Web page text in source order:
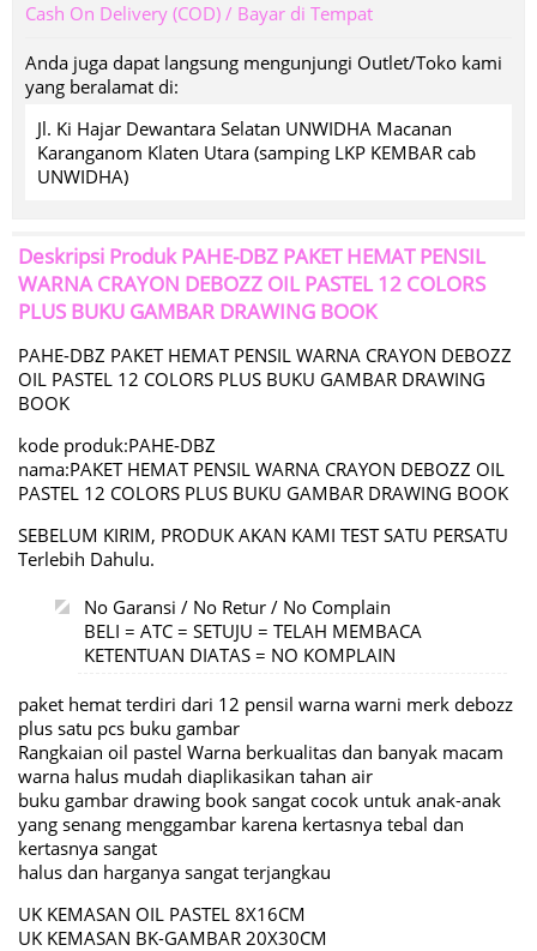
Cash On Delivery (COD) / Bayar di Tempat
Anda juga dapat langsung mengunjungi Outlet/Toko kami
yang beralamat di:
Jl. Ki Hajar Dewantara Selatan UNWIDHA Macanan
Karanganom Klaten Utara (samping LKP KEMBAR cab
UNWIDHA)
Deskripsi ProdukPAHE-DBZ PAKET HEMAT PENSIL
WARNA CRAYON DEBOZZ OIL PASTEL 12 COLORS
PLUS BUKU GAMBAR DRAWING BOOK
PAHE-DBZ PAKET HEMAT PENSIL WARNA CRAYON DEBOZZ
OIL PASTEL 12 COLORS PLUS BUKU GAMBAR DRAWING
BOOK
kode produk:PAHE-DBZ
nama:PAKET HEMAT PENSIL WARNA CRAYON DEBOZZ OIL
PASTEL 12 COLORS PLUS BUKU GAMBAR DRAWING BOOK
SEBELUM KIRIM, PRODUK AKAN KAMI TEST SATU PERSATU
Terlebih Dahulu.
No Garansi / No Retur / No Complain
BELI = ATC = SETUJU = TELAH MEMBACA
KETENTUAN DIATAS = NO KOMPLAIN
paket hemat terdiri dari 12 pensil warna warni merk debozz
plus satu pcs buku gambar
Rangkaian oil pastel Warna berkualitas dan banyak macam
warna halus mudah diaplikasikan tahan air
buku gambar drawing book sangat cocok untuk anak-anak
yang senang menggambar karena kertasnya tebal dan
kertasnya sangat
halus dan harganya sangat terjangkau
UK KEMASAN OIL PASTEL 8X16CM
UK KEMASAN BK-GAMBAR 20X30CM